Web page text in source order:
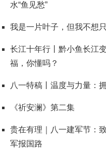
水“鱼见愁”
我是一片叶子，但我不想
长江十年行丨黔小鱼长江
福，你懂吗？
八一特稿丨温度与力量：
《祈安澜》第二集
贵在有理｜八一建军节：
军报国路